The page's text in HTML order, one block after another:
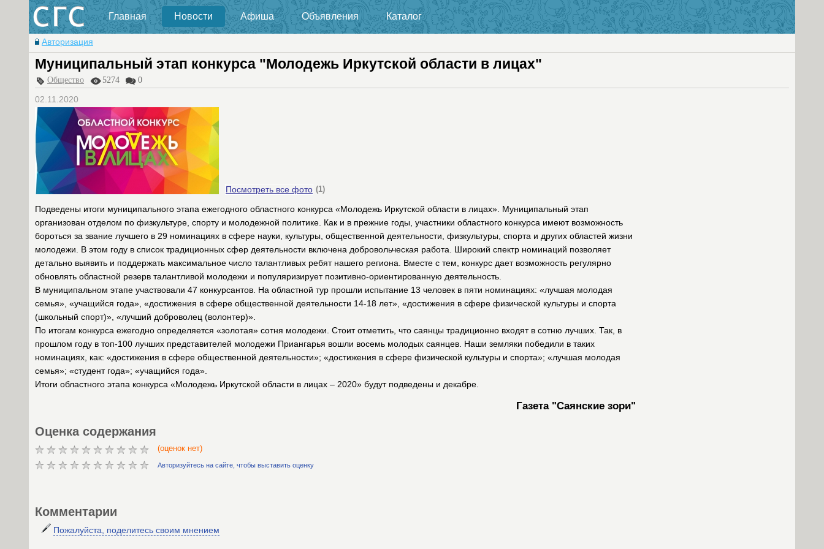
Главная Новости Афиша Объявления Каталог
Авторизация
Муниципальный этап конкурса "Молодежь Иркутской области в лицах"
Общество 5274 0
02.11.2020
Посмотреть все фото (1)
Подведены итоги муниципального этапа ежегодного областного конкурса «Молодежь Иркутской области в лицах». Муниципальный этап
организован отделом по физкультуре, спорту и молодежной политике. Как и в прежние годы, участники областного конкурса имеют возможность
бороться за звание лучшего в 29 номинациях в сфере науки, культуры, общественной деятельности, физкультуры, спорта и других областей жизни
молодежи. В этом году в список традиционных сфер деятельности включена добровольческая работа. Широкий спектр номинаций позволяет
детально выявить и поддержать максимальное число талантливых ребят нашего региона. Вместе с тем, конкурс дает возможность регулярно
обновлять областной резерв талантливой молодежи и популяризирует позитивно-ориентированную деятельность.
В муниципальном этапе участвовали 47 конкурсантов. На областной тур прошли испытание 13 человек в пяти номинациях: «лучшая молодая
семья», «учащийся года», «достижения в сфере общественной деятельности 14-18 лет», «достижения в сфере физической культуры и спорта
(школьный спорт)», «лучший доброволец (волонтер)».
По итогам конкурса ежегодно определяется «золотая» сотня молодежи. Стоит отметить, что саянцы традиционно входят в сотню лучших. Так, в
прошлом году в топ-100 лучших представителей молодежи Приангарья вошли восемь молодых саянцев. Наши земляки победили в таких
номинациях, как: «достижения в сфере общественной деятельности»; «достижения в сфере физической культуры и спорта»; «лучшая молодая
семья»; «студент года»; «учащийся года».
Итоги областного этапа конкурса «Молодежь Иркутской области в лицах – 2020» будут подведены и декабре.
Газета "Саянские зори"
Оценка содержания
(оценок нет)
Авторизуйтесь на сайте, чтобы выставить оценку
Комментарии
Пожалуйста, поделитесь своим мнением